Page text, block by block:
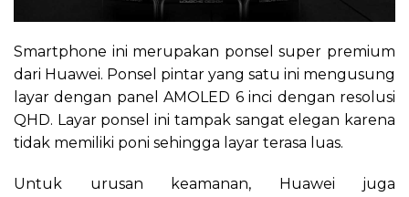
Smartphone ini merupakan ponsel super premium
dari Huawei. Ponsel pintar yang satu ini mengusung
layar dengan panel AMOLED 6 inci dengan resolusi
QHD. Layar ponsel ini tampak sangat elegan karena
tidak memiliki poni sehingga layar terasa luas.
Untuk urusan keamanan, Huawei juga